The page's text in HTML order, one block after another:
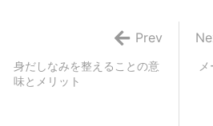
身だしなみを整えることの意
味とメリット
Prev